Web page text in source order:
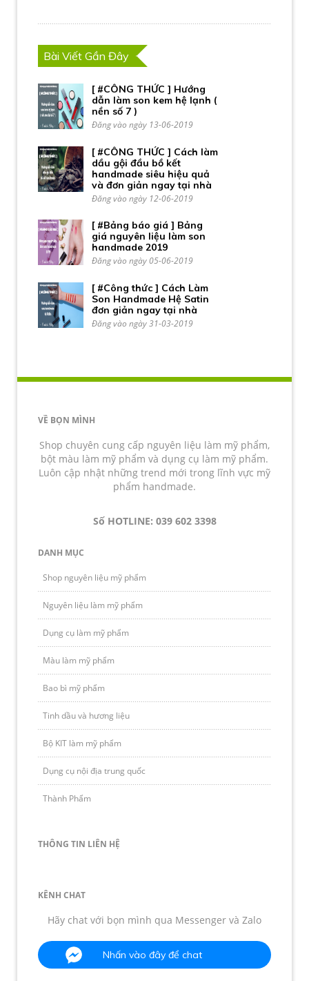
Bài Viết Gần Đây
[ #CÔNG THỨC ] Hướng
dẫn làm son kem hệ lạnh (
nền số 7 )
Đăng vào ngày 13-06-2019
[ #CÔNG THỨC ] Cách làm
dầu gội đầu bồ kết
handmade siêu hiệu quả
và đơn giản ngay tại nhà
Đăng vào ngày 12-06-2019
[ #Bảng báo giá ] Bảng
giá nguyên liệu làm son
handmade 2019
Đăng vào ngày 05-06-2019
[ #Công thức ] Cách Làm
Son Handmade Hệ Satin
đơn giản ngay tại nhà
Đăng vào ngày 31-03-2019
VỀ BỌN MÌNH
Shop chuyên cung cấp nguyên liệu làm mỹ phẩm,
bột màu làm mỹ phẩm và dụng cụ làm mỹ phẩm.
Luôn cập nhật những trend mới trong lĩnh vực mỹ
phẩm handmade.
Số HOTLINE: 039 602 3398
DANH MỤC
Shop nguyên liệu mỹ phẩm
Nguyên liệu làm mỹ phẩm
Dụng cụ làm mỹ phẩm
Màu làm mỹ phẩm
Bao bì mỹ phẩm
Tinh dầu và hương liệu
Bộ KIT làm mỹ phẩm
Dụng cụ nội địa trung quốc
Thành Phẩm
THÔNG TIN LIÊN HỆ
KÊNH CHAT
Hãy chat với bọn mình qua Messenger và Zalo
Nhấn vào đây để chat